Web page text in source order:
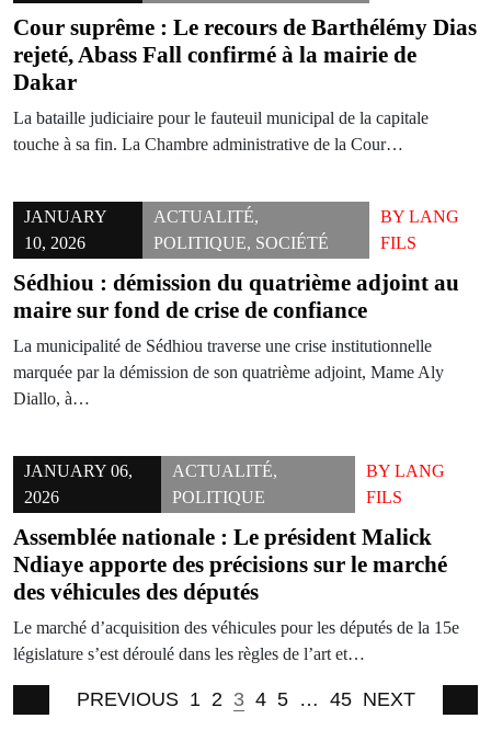
Cour suprême : Le recours de Barthélémy Dias
rejeté, Abass Fall confirmé à la mairie de
Dakar
La bataille judiciaire pour le fauteuil municipal de la capitale
touche à sa fin. La Chambre administrative de la Cour…
JANUARY
10, 2026
ACTUALITÉ,
POLITIQUE, SOCIÉTÉ
BYLANG
FILS
Sédhiou : démission du quatrième adjoint au
maire sur fond de crise de confiance
La municipalité de Sédhiou traverse une crise institutionnelle
marquée par la démission de son quatrième adjoint, Mame Aly
Diallo, à…
JANUARY 06,
2026
ACTUALITÉ,
POLITIQUE
BY LANG
FILS
Assemblée nationale : Le président Malick
Ndiaye apporte des précisions sur le marché
des véhicules des députés
Le marché d’acquisition des véhicules pour les députés de la 15e
législature s’est déroulé dans les règles de l’art et…
PREVIOUS 1 2 3 4 5 … 45 NEXT